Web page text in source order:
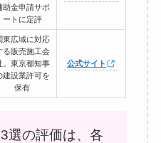
助金申請サポ
ートに定評
東広域に対応
る販売施工会
。東京都知事
建設業許可を
保有
公式サイト
選の評価は、各